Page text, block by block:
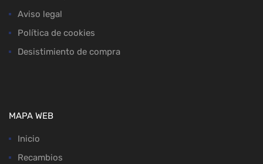
Aviso legal
Política de cookies
Desistimiento de compra
MAPA WEB
Inicio
Recambios